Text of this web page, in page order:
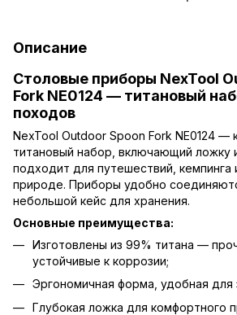
Описание
Столовые приборы NexTool
Fork NE0124 — титановый
походов
NexTool Outdoor Spoon Fork NE0124 —
титановый набор, включающий ложку
подходит для путешествий, кемпинга
природе. Приборы удобно
небольшой кейс для хранения.
Основные преимущества:
Изготовлены из 99% титана —
устойчивые к коррозии;
Эргономичная форма, удобная для
Глубокая ложка для комфортного